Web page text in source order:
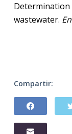
wastewater.
Compartir: